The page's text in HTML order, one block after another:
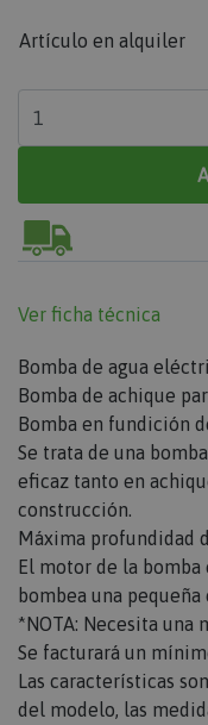
Artículo en alquiler
Ver ficha técnica
Bomba de agua
Bomba de achique
Bomba en fundición
Se trata de una
eficaz tanto en
construcción.
Máxima profundidad
El motor de la bomba
bombea una pequeña
*NOTA: Necesita una
Se facturará un
Las características
del modelo, las